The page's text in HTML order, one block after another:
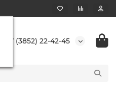
+7 (3852) 22-42-45